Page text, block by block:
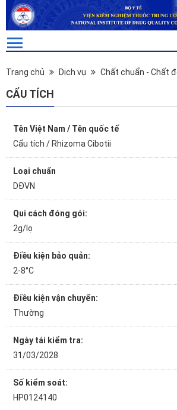
Trang chủ Dịch vụ Chất chuẩn - Chất
CẨU TÍCH
Tên Việt Nam / Tên quốc tế
Cẩu tích / Rhizoma Cibotii
Loại chuẩn
DĐVN
Qui cách đóng gói:
2g/lọ
Điều kiện bảo quản:
2-8°C
Điều kiện vận chuyển:
Thường
Ngày tái kiểm tra:
31/03/2028
Số kiểm soát:
HP0124140